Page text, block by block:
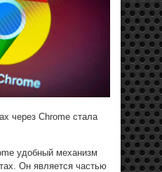
через Chrome стала
удобный механизм
Он является частью